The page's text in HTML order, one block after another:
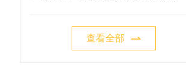
查看全部